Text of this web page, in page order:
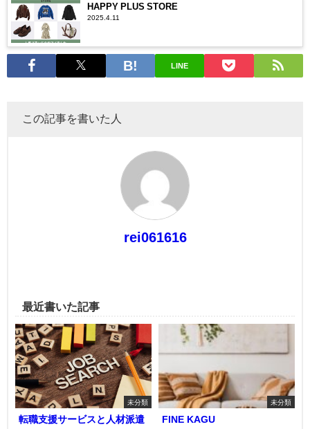
HAPPY PLUS STORE
2025.4.11
LINE
この記事を書いた人
rei061616
最近書いた記事
未分類
転職支援サービスと人材派遣
未分類
FINE KAGU